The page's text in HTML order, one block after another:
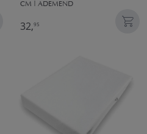
CM | ADEMEND
32,95